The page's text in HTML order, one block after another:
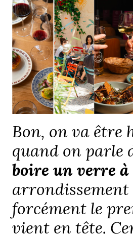
Bon, on va être
quand on parle
boire un verre à
arrondissement
forcément le
vient en tête.